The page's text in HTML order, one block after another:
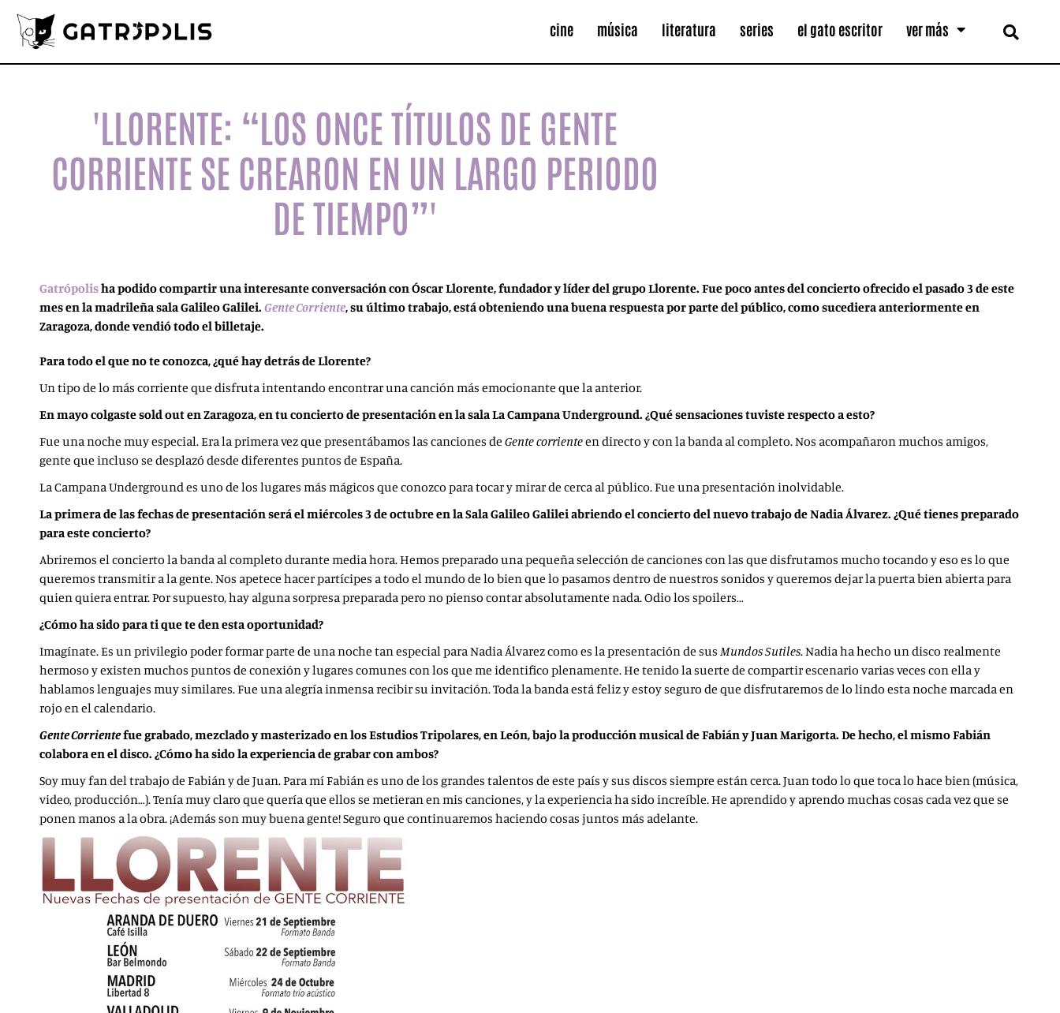
cine música literatura series el gato escritor ver más
'LLORENTE: “LOS ONCE TÍTULOS DE GENTE
CORRIENTE SE CREARON EN UN LARGO PERIODO
DE TIEMPO”'
Gatrópolisha podido compartir una interesante conversación con Óscar Llorente, fundador y líder del grupo Llorente. Fue poco antes del concierto ofrecido el pasado 3 de este
mes en la madrileña sala Galileo Galilei. Gente Corriente, su último trabajo, está obteniendo una buena respuesta por parte del público, como sucediera anteriormente en
Zaragoza, donde vendió todo el billetaje.
Para todo el que no te conozca, ¿qué hay detrás de Llorente?
Un tipo de lo más corriente que disfruta intentando encontrar una canción más emocionante que la anterior.
En mayo colgaste sold out en Zaragoza, en tu concierto de presentación en la sala La Campana Underground. ¿Qué sensaciones tuviste respecto a esto?
Fue una noche muy especial. Era la primera vez que presentábamos las canciones de Gente corrienteen directo y con la banda al completo. Nos acompañaron muchos amigos,
gente que incluso se desplazó desde diferentes puntos de España.
La Campana Underground es uno de los lugares más mágicos que conozco para tocar y mirar de cerca al público. Fue una presentación inolvidable.
La primera de las fechas de presentación será el miércoles 3 de octubre en la Sala Galileo Galilei abriendo el concierto del nuevo trabajo de Nadia Álvarez. ¿Qué tienes preparado
para este concierto?
Abriremos el concierto la banda al completo durante media hora. Hemos preparado una pequeña selección de canciones con las que disfrutamos mucho tocando y eso es lo que
queremos transmitir a la gente. Nos apetece hacer partícipes a todo el mundo de lo bien que lo pasamos dentro de nuestros sonidos y queremos dejar la puerta bien abierta para
quien quiera entrar. Por supuesto, hay alguna sorpresa preparada pero no pienso contar absolutamente nada. Odio los spoilers…
¿Cómo ha sido para ti que te den esta oportunidad?
Imagínate. Es un privilegio poder formar parte de una noche tan especial para Nadia Álvarez como es la presentación de sus Mundos Sutiles. Nadia ha hecho un disco realmente
hermoso y existen muchos puntos de conexión y lugares comunes con los que me identifico plenamente. He tenido la suerte de compartir escenario varias veces con ella y
hablamos lenguajes muy similares. Fue una alegría inmensa recibir su invitación. Toda la banda está feliz y estoy seguro de que disfrutaremos de lo lindo esta noche marcada en
rojo en el calendario.
Gente Corrientefue grabado, mezclado y masterizado en los Estudios Tripolares, en León, bajo la producción musical de Fabián y Juan Marigorta. De hecho, el mismo Fabián
colabora en el disco. ¿Cómo ha sido la experiencia de grabar con ambos?
Soy muy fan del trabajo de Fabián y de Juan. Para mí Fabián es uno de los grandes talentos de este país y sus discos siempre están cerca. Juan todo lo que toca lo hace bien (música,
video, producción…). Tenía muy claro que quería que ellos se metieran en mis canciones, y la experiencia ha sido increíble. He aprendido y aprendo muchas cosas cada vez que se
ponen manos a la obra. ¡Además son muy buena gente! Seguro que continuaremos haciendo cosas juntos más adelante.